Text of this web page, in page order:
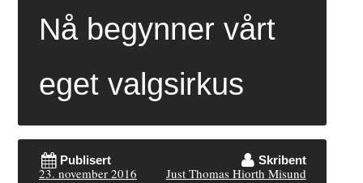
Adresse
Nå begynner vårt
eget valgsirkus
Publisert
23. november 2016
Skribent
Just Thomas Hiorth Misund